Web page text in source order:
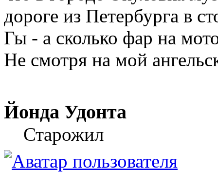
дороге из Петербурга в
Гы - а сколько фар на
Не смотря на мой
Йонда Удонта
Старожил